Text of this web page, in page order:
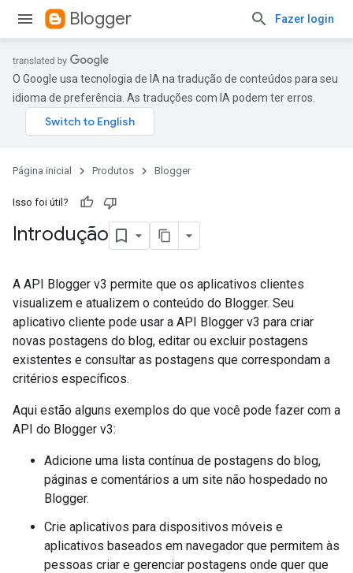
Blogger Fazer login
O Google usa tecnologia de IA na tradução de conteúdos para seu
idioma de preferência. As traduções com IA podem ter erros.
Página inicial Produtos Blogger
Isso foi útil?
Introdução
A API Blogger v3 permite que os aplicativos clientes
visualizem e atualizem o conteúdo do Blogger. Seu
aplicativo cliente pode usar a API Blogger v3 para criar
novas postagens do blog, editar ou excluir postagens
existentes e consultar as postagens que correspondam a
critérios específicos.
Aqui estão alguns exemplos do que você pode fazer com a
API do Blogger v3:
Adicione uma lista contínua de postagens do blog,
páginas e comentários a um site não hospedado no
Blogger.
Crie aplicativos para dispositivos móveis e
aplicativos baseados em navegador que permitem às
pessoas criar e gerenciar postagens onde quer que